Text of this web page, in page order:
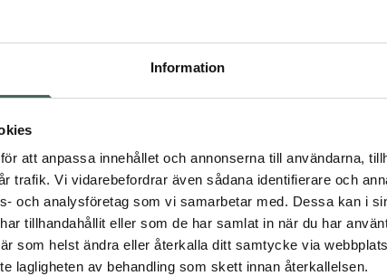
Information
att anpassa innehållet och annonserna till användarna,
trafik. Vi vidarebefordrar även sådana identifierare och
och analysföretag som vi samarbetar med. Dessa kan i
tillhandahållit eller som de har samlat in när du har
som helst ändra eller återkalla ditt samtycke via
lagligheten av behandling som skett innan återkallelsen.
Aktuella erbjudanden
Visa